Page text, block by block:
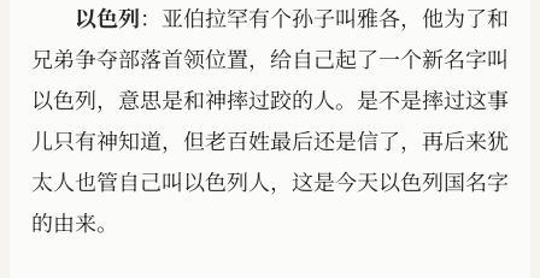
以色列：亚伯拉罕有个孙子叫雅各，他为了和
兄弟争夺部落首领位置，给自己起了一个新名字叫
以色列，意思是和神摔过跤的人。是不是摔过这事
儿只有神知道，但老百姓最后还是信了，再后来犹
太人也管自己叫以色列人，这是今天以色列国名字
的由来。